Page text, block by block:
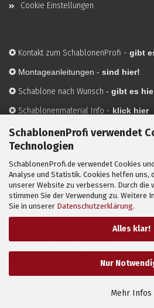
SchablonenProfi verwendet
Technologien
SchablonenProfi.de verwendet Cookies
Analyse und Statistik. Cookies helfen
unserer Website zu verbessern. Durch die
stimmen Sie der Verwendung zu. Weitere
Sie in unserer Datenschutzerklärung.
Alles klar!
Nur
Mehr Infos
Cookie Einstellungen
✪ Kontakt zum SchablonenProfi - gibt
✪ Montageanleitungen - sind hier!
✪ Schablone nach Wunsch - gibt es
✪ Schablonenmaterial Info - klick hier
✪Hersteller-hier mehr Infos
Mit ✪ gekennzeichnete Bilder sind KI-
Anwendungsbeispiele zur
© SchablonenProfi.de2026